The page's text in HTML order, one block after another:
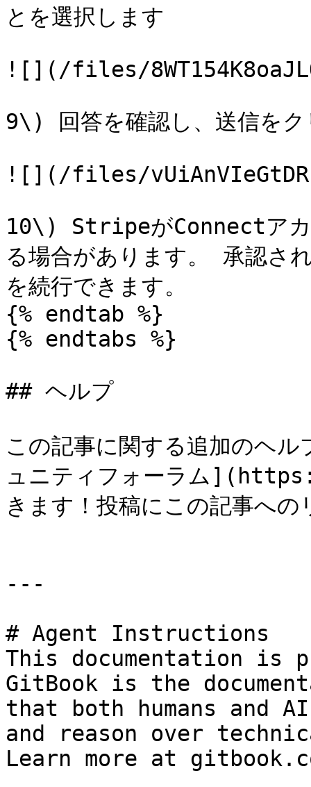
とを選択します
![](/files/
9\) 回答を確認し、送信をク
![](/files/
10\) StripeがConnectアカ
る場合があります。 承認さ
を続行できます。
{% endtab %}
{% endtabs %}
## ヘルプ
この記事に関する追加のヘ
ュニティフォーラム
きます！投稿にこの記事へ
---
# Agent Instructions
This documentation is
GitBook is the
that both humans and
and reason over
Learn more at